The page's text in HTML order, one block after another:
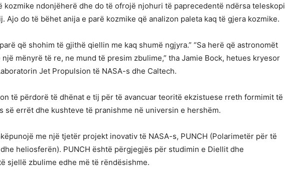
kozmike ndonjëherë dhe do të ofrojë njohuri të paprecedentë ndërsa teleskopi
Ajo do të bëhet anija e parë kozmike që analizon paleta kaq të gjera kozmike.
që shohim të gjithë qiellin me kaq shumë ngjyra.” “Sa herë që astronomët
mënyrë të re, ne mund të presim zbulime,” tha Jamie Bock, hetues kryesor
Jet Propulsion të NASA-s dhe Caltech.
të përdorë të dhënat e tij për të avancuar teoritë ekzistuese rreth formimit të
së errët dhe kushteve të pranishme në universin e hershëm.
me një tjetër projekt inovativ të NASA-s, PUNCH (Polarimetër për të
heliosferën). PUNCH është përgjegjës për studimin e Diellit dhe
sjellë zbulime edhe më të rëndësishme.